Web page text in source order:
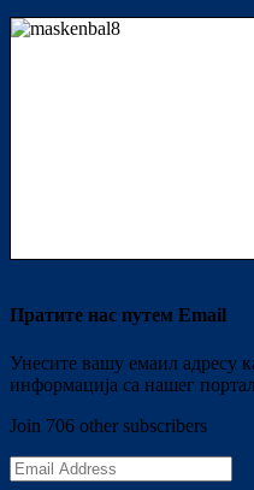
Пратите нас путем Email
Унесите вашу емаил адресу
информација са нашег
Join 706 other subscribers
Email